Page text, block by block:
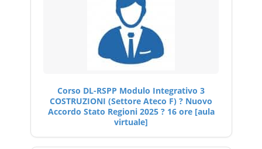
Corso DL-RSPP Modulo Integrativo 3
COSTRUZIONI (Settore Ateco F) ? Nuovo
Accordo Stato Regioni 2025 ? 16 ore [aula
virtuale]